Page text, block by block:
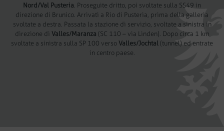
Nord/Val Pusteria. Proseguite dritto, poi svoltate sulla SS49 in
direzione di Brunico. Arrivati a Rio di Pusteria, prima della galleria
svoltate a destra. Passata la stazione di servizio, svoltate a sinistra in
direzione di Valles/Maranza (SC 110 – via Linden). Dopo circa 1 km
svoltate a sinistra sulla SP 100 verso Valles/Jochtal (tunnel) ed entrate
in centro paese.